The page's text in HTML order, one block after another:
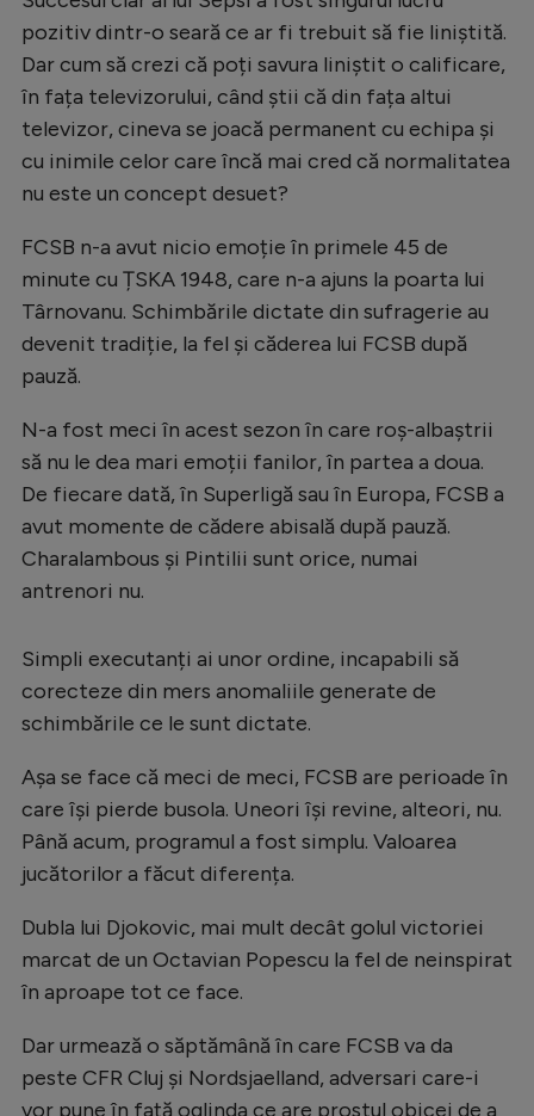
pozitiv dintr-o seară ce ar fi trebuit să fie liniștită.
Dar cum să crezi că poți savura liniștit o calificare,
în fața televizorului, când știi că din fața altui
televizor, cineva se joacă permanent cu echipa și
cu inimile celor care încă mai cred că normalitatea
nu este un concept desuet?
FCSB n-a avut nicio emoție în primele 45 de
minute cu ȚSKA 1948, care n-a ajuns la poarta lui
Târnovanu. Schimbările dictate din sufragerie au
devenit tradiție, la fel și căderea lui FCSB după
pauză.
N-a fost meci în acest sezon în care roș-albaștrii
să nu le dea mari emoții fanilor, în partea a doua.
De fiecare dată, în Superligă sau în Europa, FCSB a
avut momente de cădere abisală după pauză.
Charalambous și Pintilii sunt orice, numai
antrenori nu.
Simpli executanți ai unor ordine, incapabili să
corecteze din mers anomaliile generate de
schimbările ce le sunt dictate.
Așa se face că meci de meci, FCSB are perioade în
care își pierde busola. Uneori își revine, alteori, nu.
Până acum, programul a fost simplu. Valoarea
jucătorilor a făcut diferența.
Dubla lui Djokovic, mai mult decât golul victoriei
marcat de un Octavian Popescu la fel de neinspirat
în aproape tot ce face.
Dar urmează o săptămână în care FCSB va da
peste CFR Cluj și Nordsjaelland, adversari care-i
vor pune în față oglinda ce are prostul obicei de a